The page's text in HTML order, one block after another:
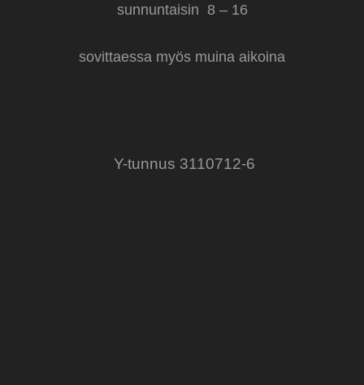
sunnuntaisin 8 – 16
sovittaessa myös muina aikoina
Y-tunnus 3110712-6